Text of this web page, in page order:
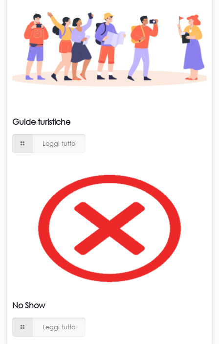
Guide turistiche
Leggi tutto
No Show
Leggi tutto